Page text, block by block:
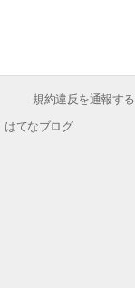
規約違反を通報する
はてなブログ